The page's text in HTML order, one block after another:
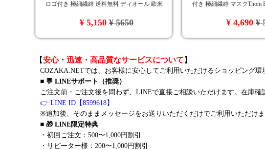
ロゴ付き 極細繊維 送料無料 ディオール 欧米
¥ 5,150¥ 5650
付き 極細繊維 マスクThom
¥ 4,690¥
【安心・迅速・高品質なサービスについて 】
COZAKA.NETでは、お客様に安心してご利用いただけるショッピング環
■ 💬 LINEサポート（推奨）
ご注文前・ご注文後を問わず、LINEで直接ご相談いただけます。在庫
👉 LINE ID【8599618】
※追加後、そのままメッセージをお送りいただくだけでご利用いただけま
■ 🎁 LINE限定特典
・初回ご注文：500〜1,000円割引
・リピーター様：200〜1,000円割引